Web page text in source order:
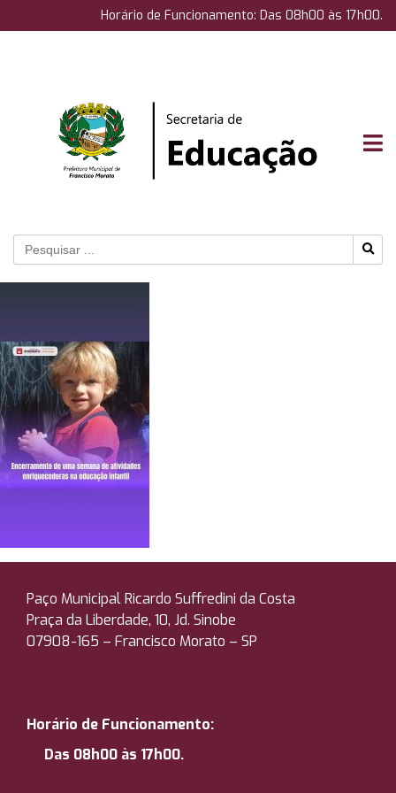
Horário de Funcionamento: Das 08h00 às 17h00.
Paço Municipal Ricardo Suffredini da Costa
Praça da Liberdade, 10, Jd. Sinobe
07908-165 – Francisco Morato – SP
Horário de Funcionamento:
Das 08h00 às 17h00.